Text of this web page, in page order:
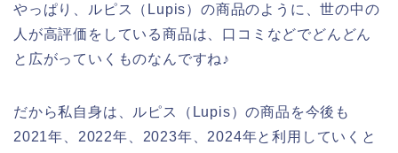
やっぱり、ルピス（Lupis）の商品のように、世の中の
人が高評価をしている商品は、口コミなどでどんどん
と広がっていくものなんですね♪
だから私自身は、ルピス（Lupis）の商品を今後も
2021年、2022年、2023年、2024年と利用していくと